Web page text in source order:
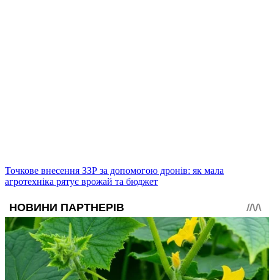
Точкове внесення ЗЗР за допомогою дронів: як мала
агротехніка рятує врожай та бюджет